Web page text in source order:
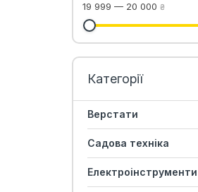
19 999 — 20 000 ₴
Верстати
Садова техніка
Електроінструменти